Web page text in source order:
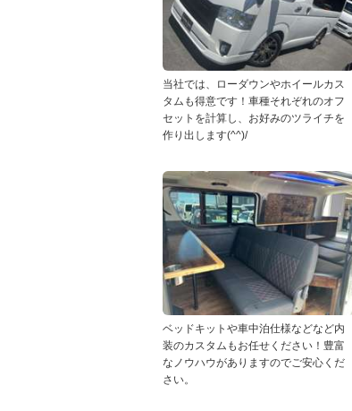
当社では、ローダウンやホイールカス
タムも得意です！車種それぞれのオフ
セットを計算し、お好みのツライチを
作り出します(^^)/
ベッドキットや車中泊仕様などなど内
装のカスタムもお任せください！豊富
なノウハウがありますのでご安心くだ
さい。